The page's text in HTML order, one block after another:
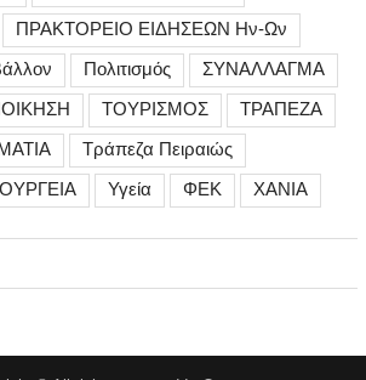
ΠΡΑΚΤΟΡΕΙΟ ΕΙΔΗΣΕΩΝ Ην-Ων
Πολιτισμός
ΣΥΝΑΛΛΑΓΜΑ
ΤΟΥΡΙΣΜΟΣ
ΤΡΑΠΕΖΑ
Τράπεζα Πειραιώς
Υγεία ΦΕΚ ΧΑΝΙΑ